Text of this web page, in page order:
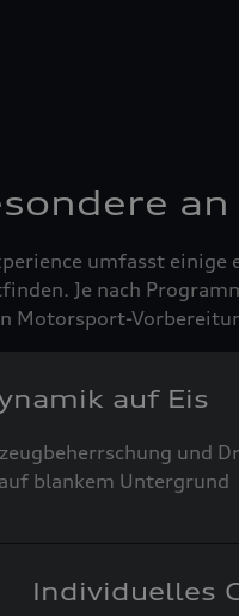
umfasst
Je nach
Motorsport-
auf Eis
und
blankem Untergrund
Individuelles